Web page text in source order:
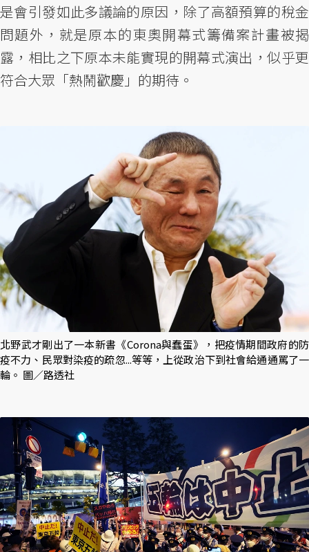
是會引發如此多議論的原因，除了高額預算的稅金
問題外，就是原本的東奧開幕式籌備案計畫被揭
露，相比之下原本未能實現的開幕式演出，似乎更
符合大眾「熱鬧歡慶」的期待。
北野武才剛出了一本新書《Corona與蠢蛋》，把疫情期間政府的防
疫不力、民眾對染疫的疏忽...等等，上從政治下到社會給通通罵了一
輪。 圖／路透社